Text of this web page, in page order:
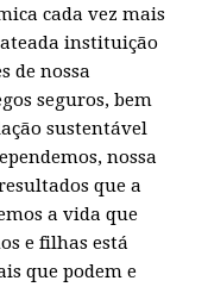
cada vez mais
instituição
de nossa
seguros, bem
sustentável
nossa
que a
a vida que
e filhas está
que podem e